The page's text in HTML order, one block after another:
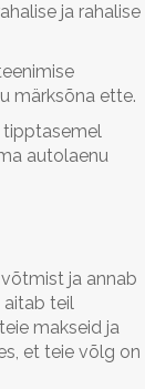
ja rahalise
märksõna ette.
tipptasemel
autolaenu
ja annab
aitab teil
makseid ja
et teie võlg on